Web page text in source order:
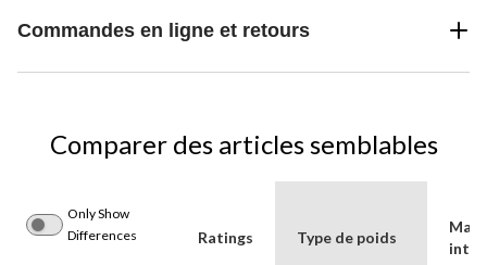
Commandes en ligne et retours
Comparer des articles semblables
Only Show
Differences
Ratings Type de poids